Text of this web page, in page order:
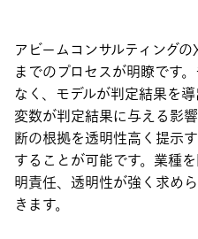
アビームコンサルティング
までのプロセスが明瞭です
なく、モデルが判定結果を
変数が判定結果に与える影
断の根拠を透明性高く提示
することが可能です。業種
明責任、透明性が強く求め
きます。